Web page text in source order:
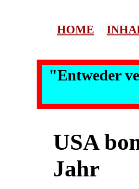
HOME
"Entweder
USA
Jahr